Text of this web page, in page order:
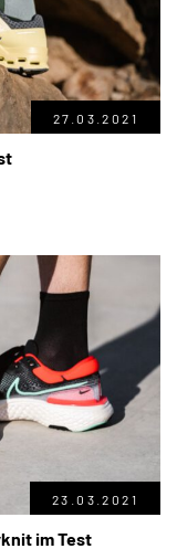
27.03.2021
23.03.2021
im Test